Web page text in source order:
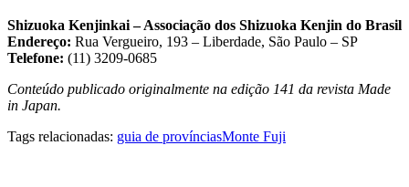
Shizuoka Kenjinkai – Associação dos Shizuoka Kenjin do Brasil
Endereço: Rua Vergueiro, 193 – Liberdade, São Paulo – SP
Telefone: (11) 3209-0685
Conteúdo publicado originalmente na edição 141 da revista Made
in Japan.
Tags relacionadas: guia de provínciasMonte Fuji